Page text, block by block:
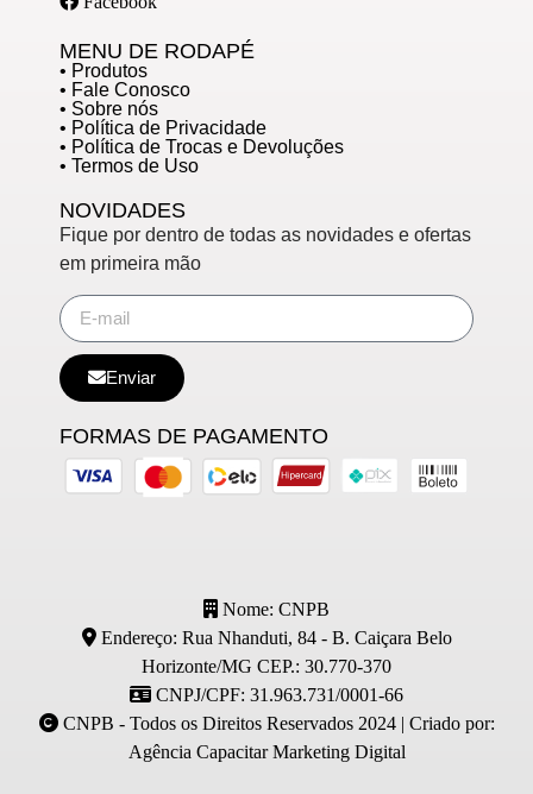
MENU DE RODAPÉ
• Produtos
• Fale Conosco
• Sobre nós
• Política de Privacidade
• Política de Trocas e Devoluções
• Termos de Uso
NOVIDADES
Fique por dentro de todas as novidades e ofertas
em primeira mão
Enviar
FORMAS DE PAGAMENTO
Nome: CNPB
Endereço: Rua Nhanduti, 84 - B. Caiçara Belo
Horizonte/MG CEP.: 30.770-370
CNPJ/CPF: 31.963.731/0001-66
CNPB - Todos os Direitos Reservados 2024 | Criado por:
Agência Capacitar Marketing Digital